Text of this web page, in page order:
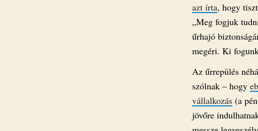
azt írta, hogy
„Meg fogjuk
űrhajó
megéri. Ki
Az űrrepülés
szólnak – hogy
vállalkozás (a
jövőre